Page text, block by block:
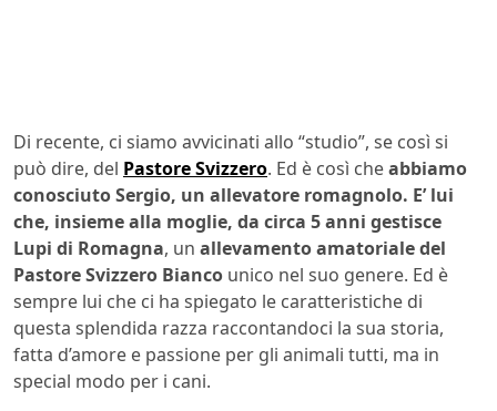
Di recente, ci siamo avvicinati allo “studio”, se così si
può dire, del Pastore Svizzero. Ed è così cheabbiamo
conosciuto Sergio, un allevatore romagnolo. E’ lui
che, insieme alla moglie, da circa 5 anni gestisce
Lupi di Romagna, un allevamento amatoriale del
Pastore Svizzero Bianco unico nel suo genere. Ed è
sempre lui che ci ha spiegato le caratteristiche di
questa splendida razza raccontandoci la sua storia,
fatta d’amore e passione per gli animali tutti, ma in
special modo per i cani.